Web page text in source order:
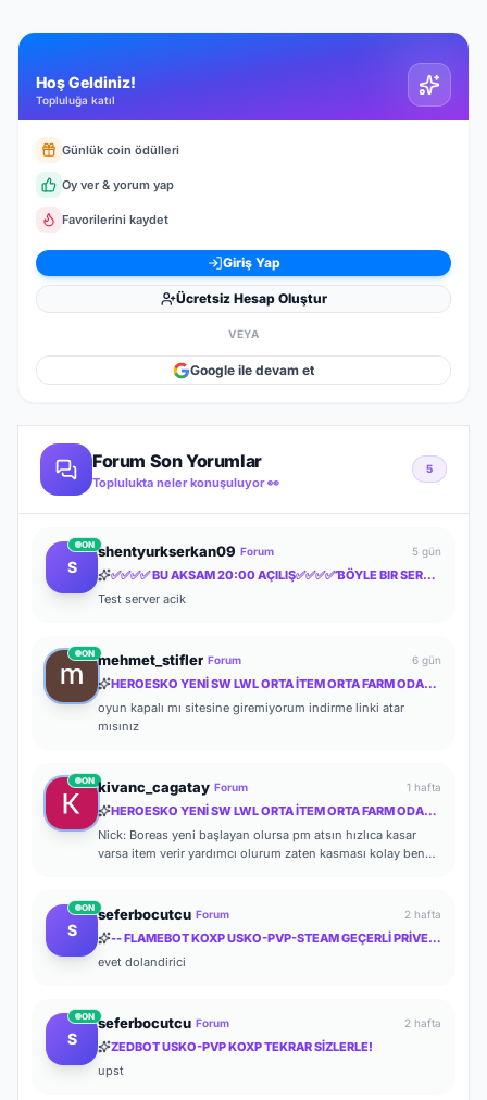
Hoş Geldiniz!
Topluluğa katıl
Günlük coin ödülleri
Oy ver & yorum yap
Favorilerini kaydet
Giriş Yap
Ücretsiz Hesap Oluştur
VEYA
Google ile devam et
Forum Son Yorumlar
Toplulukta neler konuşuluyor 👀
5
S
ON shentyurkserkan09 Forum 5 gün
✅✅✅✅ BU AKSAM 20:00 AÇILIŞ✅✅✅✅ƁÖYLE BIR SERVER YOK ✅✅✅✅MYTHKO
Test server acik
ON mehmet_stifler Forum 6 gün
HEROESKO YENİ SW LWL ORTA İTEM ORTA FARM ODAKLI HERKESİ BEKLERİZ
oyun kapalı mı sitesine giremiyorum indirme linki atar
mısınız
ON kivanc_cagatay Forum 1 hafta
HEROESKO YENİ SW LWL ORTA İTEM ORTA FARM ODAKLI HERKESİ BEKLERİZ
Nick: Boreas yeni başlayan olursa pm atsın hızlıca kasar
varsa item verir yardımcı olurum zaten kasması kolay ben
S
ON seferbocutcu Forum 2 hafta
-- FLAMEBOT KOXP USKO-PVP-STEAM GEÇERLİ PRİVETE KOXP--
evet dolandirici
S
ON seferbocutcu Forum 2 hafta
ZEDBOT USKO-PVP KOXP TEKRAR SİZLERLE!
upst